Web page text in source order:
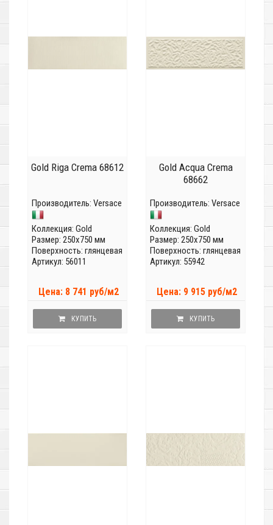
Gold Riga Crema 68612
Производитель: Versace
Коллекция: Gold
Размер: 250x750 мм
Поверхность: глянцевая
Артикул: 56011
Цена: 8 741 руб/м2
КУПИТЬ
Gold Acqua Crema
68662
Производитель: Versace
Коллекция: Gold
Размер: 250x750 мм
Поверхность: глянцевая
Артикул: 55942
Цена: 9 915 руб/м2
КУПИТЬ